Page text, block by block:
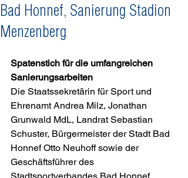
Bad Honnef, Sanierung Stadion
Menzenberg
Spatenstich für die umfangreichen
Sanierungsarbeiten
Die Staatssekretärin für Sport und
Ehrenamt Andrea Milz, Jonathan
Grunwald MdL, Landrat Sebastian
Schuster, Bürgermeister der Stadt Bad
Honnef Otto Neuhoff sowie der
Geschäftsführer des